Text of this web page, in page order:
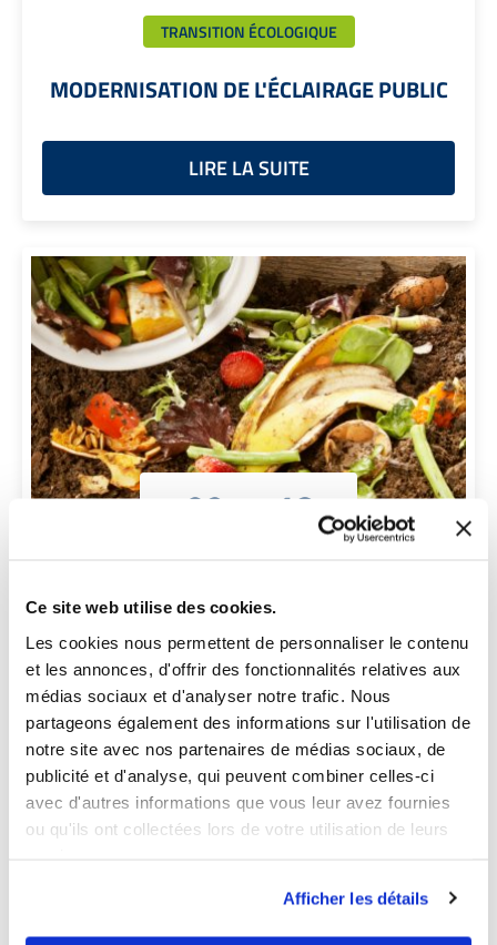
Ce site web utilise des cookies.
Les cookies nous permettent de personnaliser le contenu
et les annonces, d'offrir des fonctionnalités relatives aux
médias sociaux et d'analyser notre trafic. Nous
partageons également des informations sur l'utilisation de
notre site avec nos partenaires de médias sociaux, de
publicité et d'analyse, qui peuvent combiner celles-ci
avec d'autres informations que vous leur avez fournies
ou qu'ils ont collectées lors de votre utilisation de leurs
Afficher les détails
TRANSITION ÉCOLOGIQUE
MODERNISATION DE L'ÉCLAIRAGE PUBLIC
LIRE LA SUITE
09 18
NOV.
INITIEZ VOUS AU COMPOSTAGE
LIRE LA SUITE